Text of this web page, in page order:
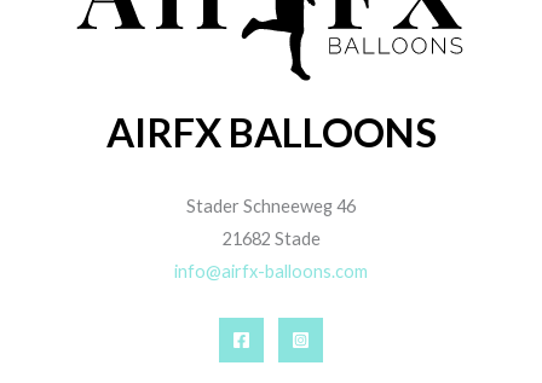
AIRFX BALLOONS
Stader Schneeweg 46
21682 Stade
info@airfx-balloons.com